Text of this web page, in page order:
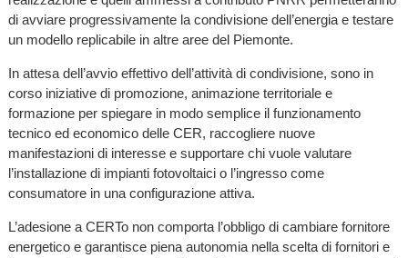
di avviare progressivamente la condivisione dell’energia e testare
un modello replicabile in altre aree del Piemonte.
In attesa dell’avvio effettivo dell’attività di condivisione, sono in
corso iniziative di promozione, animazione territoriale e
formazione per spiegare in modo semplice il funzionamento
tecnico ed economico delle CER, raccogliere nuove
manifestazioni di interesse e supportare chi vuole valutare
l’installazione di impianti fotovoltaici o l’ingresso come
consumatore in una configurazione attiva.
L’adesione a CERTo non comporta l’obbligo di cambiare fornitore
energetico e garantisce piena autonomia nella scelta di fornitori e